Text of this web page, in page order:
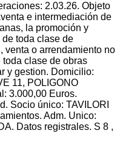
2.03.26. Objeto
e intermediación de
la promoción y
toda clase de
venta o arrendamiento no
clase de obras
y gestion. Domicilio:
11, POLIGONO
3.000,00 Euros.
Socio único: TAVILORI
Adm. Unico:
Datos registrales. S 8 ,